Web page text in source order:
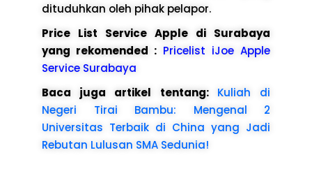
dituduhkan oleh pihak pelapor.
Price List Service Apple di Surabaya
yang rekomended : Pricelist iJoe Apple
Service Surabaya
Baca juga artikel tentang: Kuliah di
Negeri Tirai Bambu: Mengenal 2
Universitas Terbaik di China yang Jadi
Rebutan Lulusan SMA Sedunia!